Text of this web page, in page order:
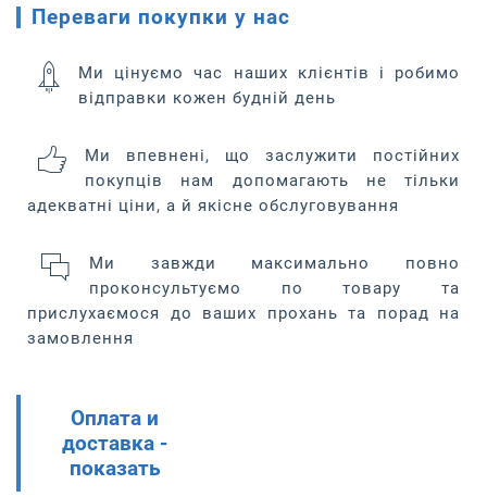
Переваги покупки у нас
Ми цінуємо час наших клієнтів і робимо
відправки кожен будній день
Ми впевнені, що заслужити постійних
покупців нам допомагають не тільки
адекватні ціни, а й якісне обслуговування
Ми завжди максимально повно
проконсультуємо по товару та
прислухаємося до ваших прохань та порад на
замовлення
Оплата и
доставка -
показать